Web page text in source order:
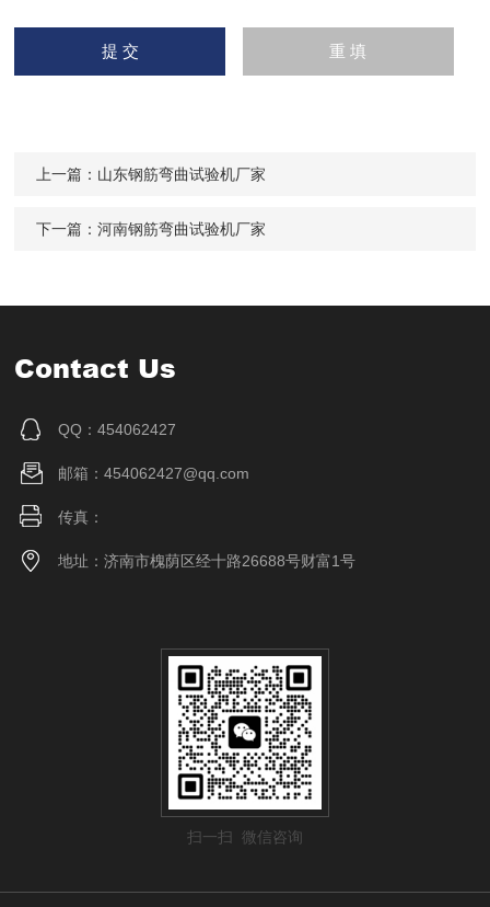
上一篇： 山东钢筋弯曲试验机厂家
下一篇：河南钢筋弯曲试验机厂家
Contact Us
QQ：454062427
邮箱：454062427@qq.com
传真：
地址：济南市槐荫区经十路26688号财富1号
扫一扫 微信咨询